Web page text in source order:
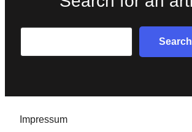
Search
Impressum